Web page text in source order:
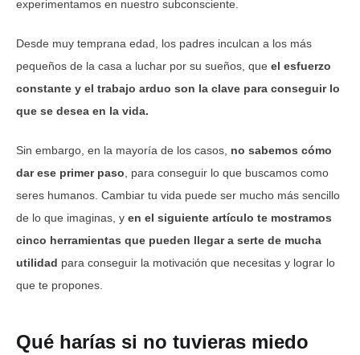
experimentamos en nuestro subconsciente.
Desde muy temprana edad, los padres inculcan a los más
pequeños de la casa a luchar por su sueños, que el esfuerzo
constante y el trabajo arduo son la clave para conseguir lo
que se desea en la vida.
Sin embargo, en la mayoría de los casos, no sabemos cómo
dar ese primer paso , para conseguir lo que buscamos como
seres humanos. Cambiar tu vida puede ser mucho más sencillo
de lo que imaginas, y en el siguiente artículo te mostramos
cinco herramientas que pueden llegar a serte de mucha
utilidad para conseguir la motivación que necesitas y lograr lo
que te propones.
Qué harías si no tuvieras miedo